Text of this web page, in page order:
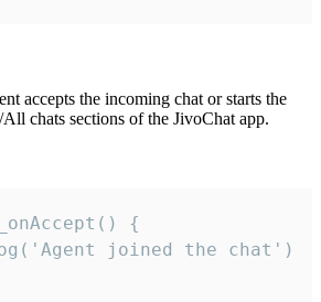
accepts the incoming chat or starts the
chats sections of the JivoChat app.
{